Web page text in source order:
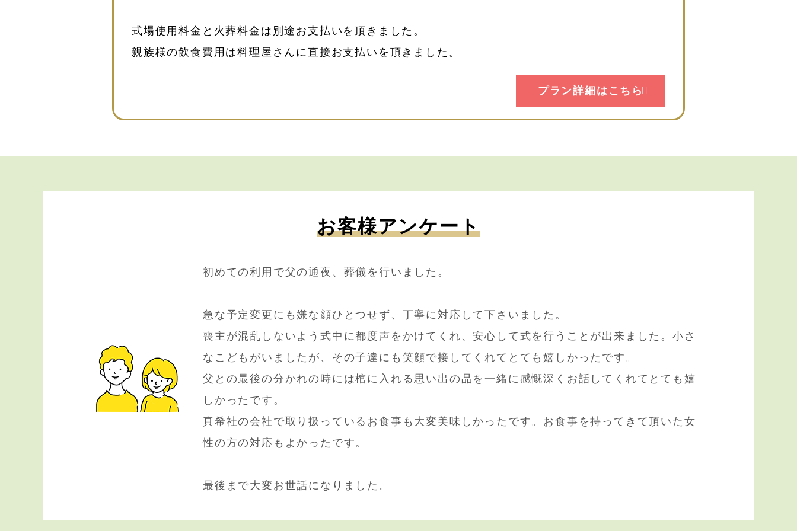
式場使用料金と火葬料金は別途お支払いを頂きました。
親族様の飲食費用は料理屋さんに直接お支払いを頂きました。
プラン詳細はこちら
お客様アンケート
初めての利用で父の通夜、葬儀を行いました。
急な予定変更にも嫌な顔ひとつせず、丁寧に対応して下さいました。
喪主が混乱しないよう式中に都度声をかけてくれ、安心して式を行うことが出来ました。小さ
なこどもがいましたが、その子達にも笑顔で接してくれてとても嬉しかったです。
父との最後の分かれの時には棺に入れる思い出の品を一緒に感慨深くお話してくれてとても嬉
しかったです。
真希社の会社で取り扱っているお食事も大変美味しかったです。お食事を持ってきて頂いた女
性の方の対応もよかったです。
最後まで大変お世話になりました。